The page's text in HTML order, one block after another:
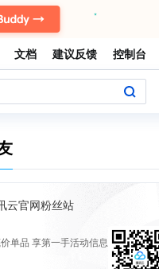
文档 建议反馈 控制台
云官网粉丝站
单品 享第一手活动信息